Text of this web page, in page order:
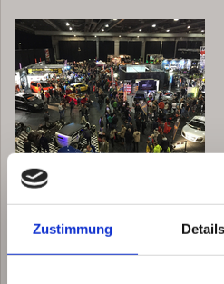
Zustimmung Details
Vom 31.01.2015 - 01.02.2015
Automobilmesse in Erfurt
uns lenken. Ein kleines Video gibt